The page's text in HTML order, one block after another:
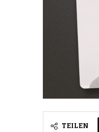
TEILEN